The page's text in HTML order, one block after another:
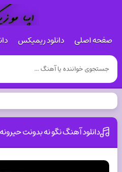
صفحه اصلی دانلود ریمیکس
دانلود آهنگ نگو نه بدونت